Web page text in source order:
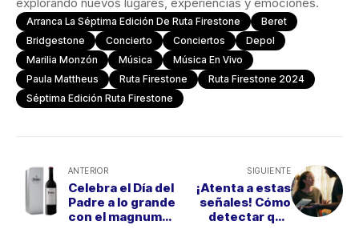
explorando nuevos lugares, experiencias y emociones.
Arranca La Séptima Edición De Ruta Firestone
Beret
Bridgestone
Concierto Conciertos
Depol
Marilia Monzón
Música
Música En Vivo
Paula Mattheus
Ruta Firestone
Ruta Firestone 2024
Séptima Edición Ruta Firestone
ANTERIOR
Celebra el Día del
Padre a lo grande
con el magnum
SIGUIENTE
¡Atenta a estas
señales! Cómo
detectar que